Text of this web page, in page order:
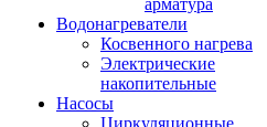
арматура
Водонагреватели
Косвенного нагрева
Электрические
накопительные
Насосы
Циркуляционные